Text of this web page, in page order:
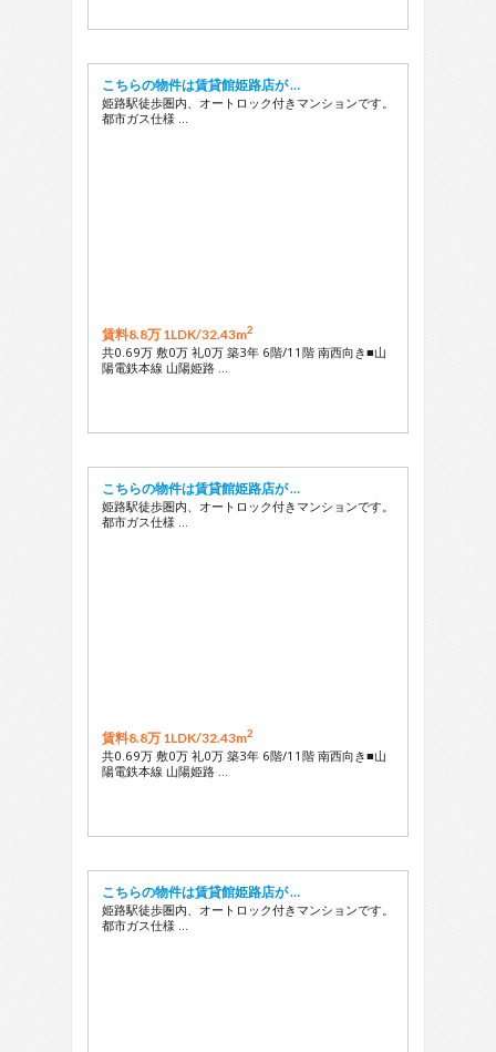
こちらの物件は賃貸館姫路店が …
姫路駅徒歩圏内、オートロック付きマンションです。
都市ガス仕様 …
賃料8.8万 1LDK/32.43m2
共0.69万 敷0万 礼0万 築3年 6階/11階 南西向き■山
陽電鉄本線 山陽姫路 …
こちらの物件は賃貸館姫路店が …
姫路駅徒歩圏内、オートロック付きマンションです。
都市ガス仕様 …
賃料8.8万 1LDK/32.43m2
共0.69万 敷0万 礼0万 築3年 6階/11階 南西向き■山
陽電鉄本線 山陽姫路 …
こちらの物件は賃貸館姫路店が …
姫路駅徒歩圏内、オートロック付きマンションです。
都市ガス仕様 …